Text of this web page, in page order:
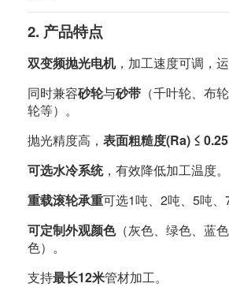
2. 产品特点
双变频抛光电机，加工速度可调，运
同时兼容砂轮与砂带 （千叶轮、布
轮等）。
抛光精度高， 表面粗糙度(Ra) ≤
可选水冷系统，有效降低加工温度。
重载滚轮承重可选1吨、2吨、5吨、7
可定制外观颜色（灰色、绿色、蓝
色）。
支持最长12米管材加工。